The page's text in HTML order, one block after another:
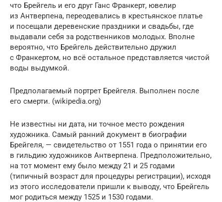
что Брейгель и его друг Ганс Франкерт, ювелир
из Антверпена, переодевались в крестьянское платье
и посещали деревенские праздники и свадьбы, где
выдавали себя за родственников молодых. Вполне
вероятно, что Брейгель действительно дружил
с Франкертом, но всё остальное представляется чистой
воды выдумкой.
Предполагаемый портрет Брейгеля. Выполнен после
его смерти. (wikipedia.org)
Не известны ни дата, ни точное место рождения
художника. Самый ранний документ в биографии
Брейгеля, — свидетельство от 1551 года о принятии его
в гильдию художников Антверпена. Предположительно,
на тот момент ему было между 21 и 25 годами
(типичный возраст для процедуры регистрации), исходя
из этого исследователи пришли к выводу, что Брейгель
мог родиться между 1525 и 1530 годами.